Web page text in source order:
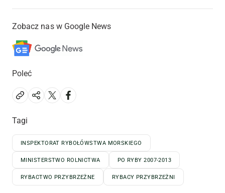
Zobacz nas w Google News
Poleć
Tagi
INSPEKTORAT RYBOŁÓWSTWA MORSKIEGO
MINISTERSTWO ROLNICTWA PO RYBY 2007-2013
RYBACTWO PRZYBRZEŻNE RYBACY PRZYBRZEŻNI